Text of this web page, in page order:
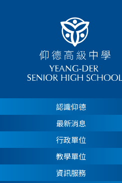
認識仰德
最新消息
行政單位
教學單位
資訊服務